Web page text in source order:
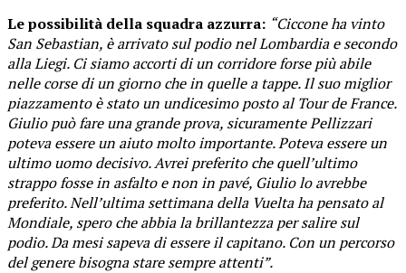
Le possibilità della squadra azzurra: “Ciccone ha vinto
San Sebastian, è arrivato sul podio nel Lombardia e secondo
alla Liegi. Ci siamo accorti di un corridore forse più abile
nelle corse di un giorno che in quelle a tappe. Il suo miglior
piazzamento è stato un undicesimo posto al Tour de France.
Giulio può fare una grande prova, sicuramente Pellizzari
poteva essere un aiuto molto importante. Poteva essere un
ultimo uomo decisivo. Avrei preferito che quell’ultimo
strappo fosse in asfalto e non in pavé, Giulio lo avrebbe
preferito. Nell’ultima settimana della Vuelta ha pensato al
Mondiale, spero che abbia la brillantezza per salire sul
podio. Da mesi sapeva di essere il capitano. Con un percorso
del genere bisogna stare sempre attenti”.